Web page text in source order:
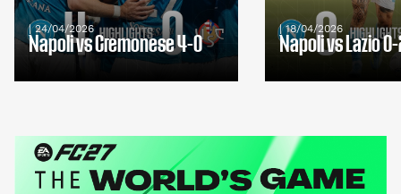
| 24/04/2026
Napoli vs Cremonese 4-0
| 18/04/2026
Napoli vs Lazio